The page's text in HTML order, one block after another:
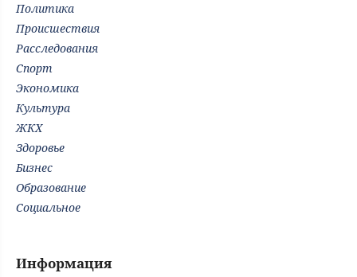
Политика
Происшествия
Расследования
Спорт
Экономика
Культура
ЖКХ
Здоровье
Бизнес
Образование
Социальное
Информация